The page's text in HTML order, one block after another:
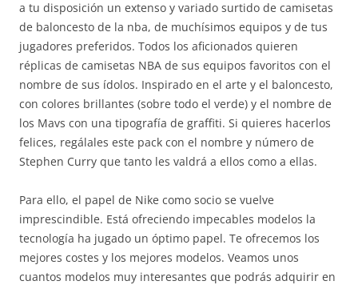
a tu disposición un extenso y variado surtido de camisetas
de baloncesto de la nba, de muchísimos equipos y de tus
jugadores preferidos. Todos los aficionados quieren
réplicas de camisetas NBA de sus equipos favoritos con el
nombre de sus ídolos. Inspirado en el arte y el baloncesto,
con colores brillantes (sobre todo el verde) y el nombre de
los Mavs con una tipografía de graffiti. Si quieres hacerlos
felices, regálales este pack con el nombre y número de
Stephen Curry que tanto les valdrá a ellos como a ellas.
Para ello, el papel de Nike como socio se vuelve
imprescindible. Está ofreciendo impecables modelos la
tecnología ha jugado un óptimo papel. Te ofrecemos los
mejores costes y los mejores modelos. Veamos unos
cuantos modelos muy interesantes que podrás adquirir en